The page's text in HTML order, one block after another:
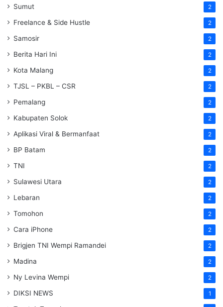
Sumut 2
Freelance & Side Hustle 2
Samosir 2
Berita Hari Ini 2
Kota Malang 2
TJSL – PKBL – CSR 2
Pemalang 2
Kabupaten Solok 2
Aplikasi Viral & Bermanfaat 2
BP Batam 2
TNI 2
Sulawesi Utara 2
Lebaran 2
Tomohon 2
Cara iPhone 2
Brigjen TNI Wempi Ramandei 2
Madina 2
Ny Levina Wempi 2
DIKSI NEWS 1